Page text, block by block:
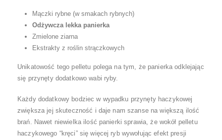
Mączki rybne (w smakach rybnych)
Odżywcza lekka panierka
Zmielone ziarna
Ekstrakty z roślin strączkowych
Unikatowość tego pelletu polega na tym, że panierka odklejając
się przynęty dodatkowo wabi ryby.
Każdy dodatkowy bodziec w wypadku przynęty haczykowej
zwiększa jej skuteczność i daje nam szanse na większą ilość
brań. Nawet niewielka ilość panierki sprawia, że wokół pelletu
haczykowego “kręci” się więcej ryb wywołując efekt presji